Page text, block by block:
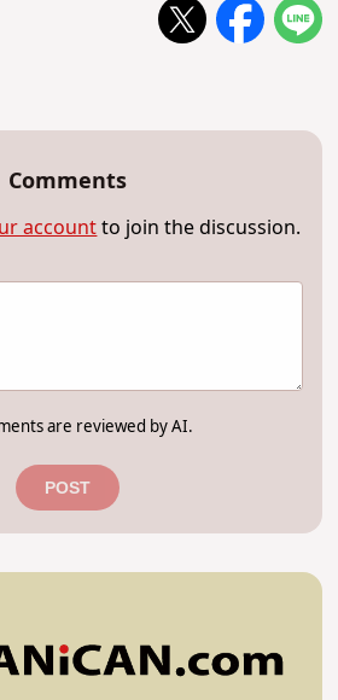
Comments
accountto join the discussion.
are reviewed by AI.
POST